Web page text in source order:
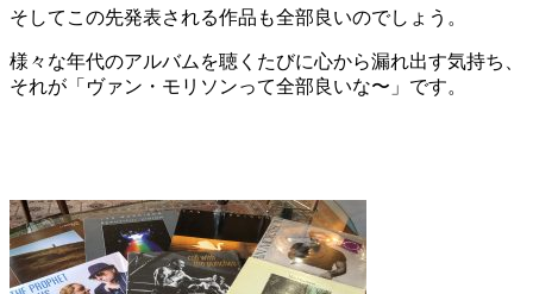
そしてこの先発表される作品も全部良いのでしょう。
様々な年代のアルバムを聴くたびに心から漏れ出す気持ち、
それが「ヴァン・モリソンって全部良いな〜」です。